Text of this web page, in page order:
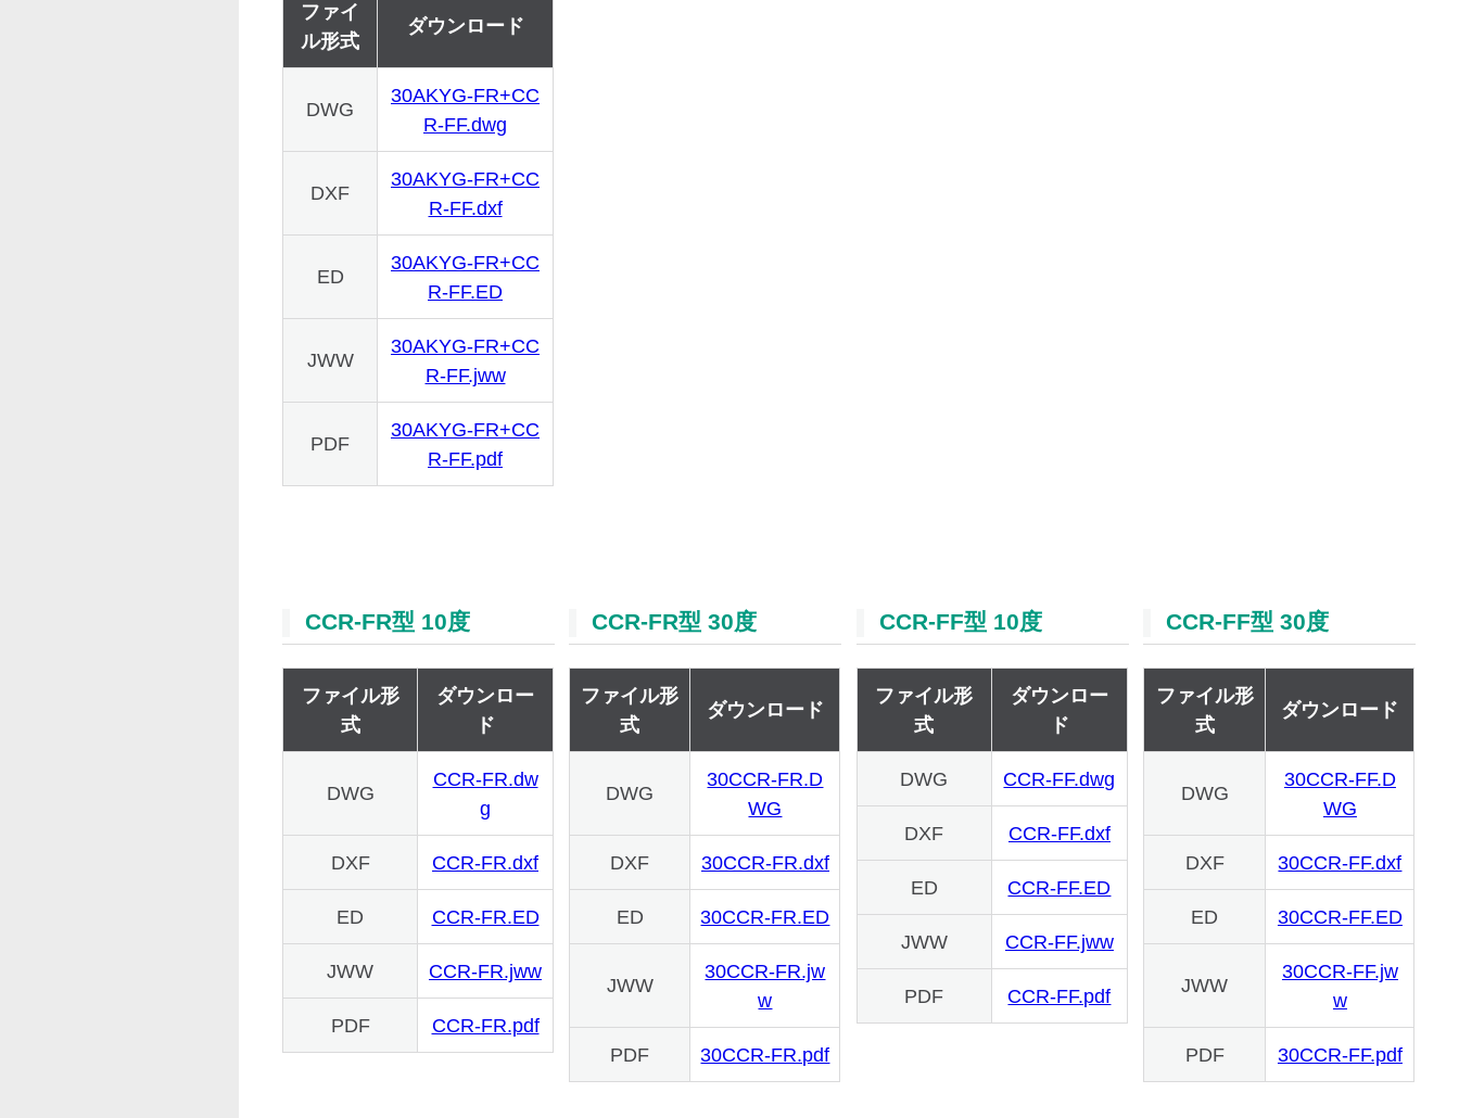
ファイ
ル形式
ダウンロード
DWG
30AKYG-FR+CC
R-FF.dwg
DXF
30AKYG-FR+CC
R-FF.dxf
ED
30AKYG-FR+CC
R-FF.ED
JWW
30AKYG-FR+CC
R-FF.jww
PDF
30AKYG-FR+CC
R-FF.pdf
CCR-FR型 10度
ファイル形
式
ダウンロー
ド
DWG
CCR-FR.dw
g
DXF CCR-FR.dxf
ED CCR-FR.ED
JWW CCR-FR.jww
PDF CCR-FR.pdf
CCR-FR型 30度
ファイル形
式
ダウンロード
DWG
30CCR-FR.D
WG
DXF 30CCR-FR.dxf
ED 30CCR-FR.ED
JWW
30CCR-FR.jw
w
PDF 30CCR-FR.pdf
CCR-FF型 10度
ファイル形
式
ダウンロー
ド
DWG CCR-FF.dwg
DXF CCR-FF.dxf
ED CCR-FF.ED
JWW CCR-FF.jww
PDF CCR-FF.pdf
CCR-FF型 30度
ファイル形
式
ダウンロード
DWG
30CCR-FF.D
WG
DXF 30CCR-FF.dxf
ED 30CCR-FF.ED
JWW
30CCR-FF.jw
w
PDF 30CCR-FF.pdf